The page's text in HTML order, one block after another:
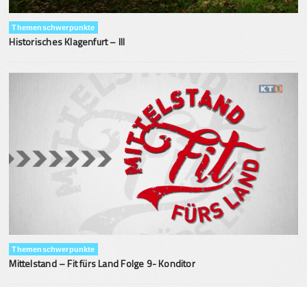
Themenschwerpunkte
Historisches Klagenfurt – III
Themenschwerpunkte
Mittelstand – Fit fürs Land Folge 9- Konditor